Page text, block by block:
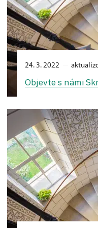
24. 3. 2022
Objevte s námi